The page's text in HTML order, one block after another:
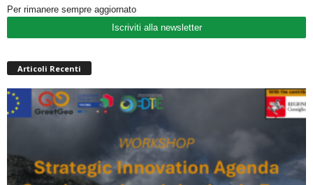
Per rimanere sempre aggiornato
Iscriviti alla newsletter
Articoli Recenti